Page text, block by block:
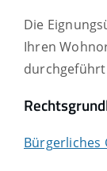
Die
Ihren
Bürgerliches